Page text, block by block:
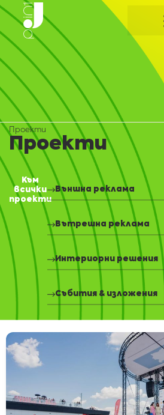
Проекти
Проекти
Към
всички
проекти
Външна реклама
Вътрешна реклама
Интериорни решения
Събития & изложения